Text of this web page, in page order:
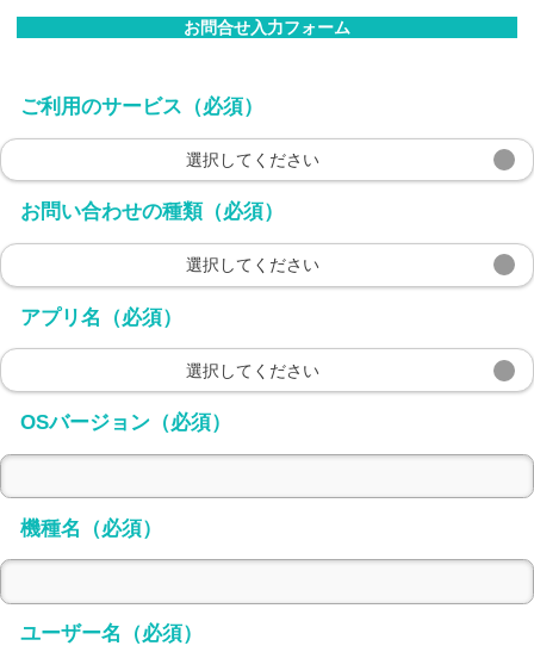
お問合せ入力フォーム
ご利用のサービス（必須）
選択してください
お問い合わせの種類（必須）
選択してください
アプリ名（必須）
選択してください
OSバージョン（必須）
機種名（必須）
ユーザー名（必須）